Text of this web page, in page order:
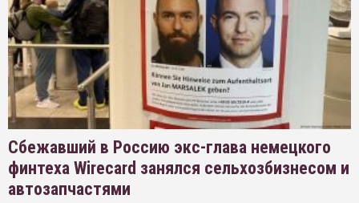
Сбежавший в Россию экс-глава немецкого
финтеха Wirecard занялся сельхозбизнесом и
автозапчастями